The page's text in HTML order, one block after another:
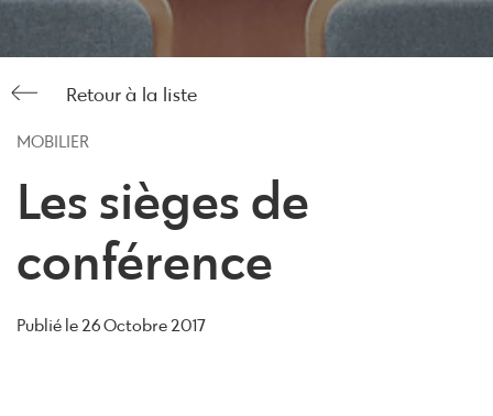
Retour à la liste
MOBILIER
Les sièges de
conférence
Publié le 26 Octobre 2017